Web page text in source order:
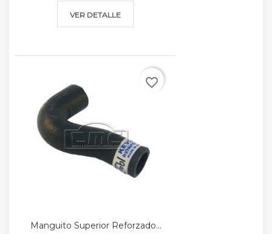
VER DETALLE
Manguito Superior Reforzado...
favorite_border